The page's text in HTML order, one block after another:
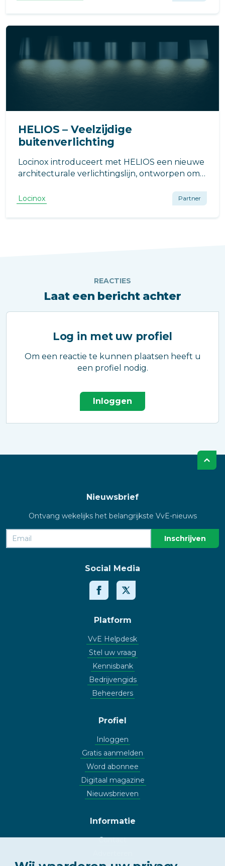
HELIOS – Veelzijdige
buitenverlichting
Locinox introduceert met HELIOS een nieuwe
architecturale verlichtingslijn, ontworpen om
poorten en tuinen. HELIOS biedt veelzijdige
oplossingen die perfect passen binnen elk
poortontwerp.
Locinox Partner
REACTIES
Laat een bericht achter
Log in met uw profiel
Om een reactie te kunnen plaatsen heeft u
een profiel nodig.
Inloggen
Nieuwsbrief
Ontvang wekelijks het belangrijkste VvE-nieuws
Social Media
Platform
VvE Helpdesk
Stel uw vraag
Kennisbank
Bedrijvengids
Beheerders
Profiel
Inloggen
Gratis aanmelden
Word abonnee
Digitaal magazine
Nieuwsbrieven
Informatie
Contact